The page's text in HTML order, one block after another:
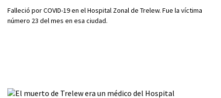
Falleció por COVID-19 en el Hospital Zonal de Trelew. Fue la víctima
número 23 del mes en esa ciudad.